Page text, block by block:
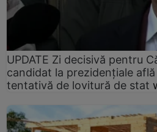
UPDATE Zi decisivă pentru
candidat la prezidențiale
tentativă de lovitură de stat